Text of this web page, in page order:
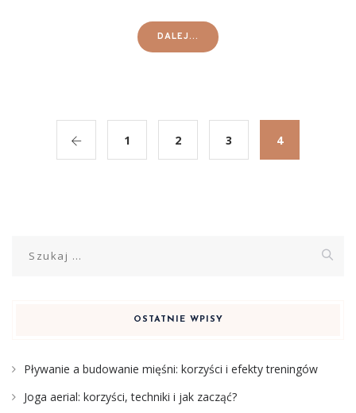
DALEJ...
1 2 3 4
OSTATNIE WPISY
Pływanie a budowanie mięśni: korzyści i efekty treningów
Joga aerial: korzyści, techniki i jak zacząć?